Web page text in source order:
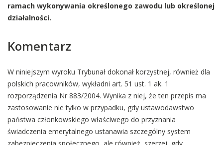
ramach wykonywania określonego zawodu lub określonej
działalności.
Komentarz
W niniejszym wyroku Trybunał dokonał korzystnej, również dla
polskich pracowników, wykładni art. 51 ust. 1 ak. 1
rozporządzenia Nr 883/2004. Wynika z niej, że ten przepis ma
zastosowanie nie tylko w przypadku, gdy ustawodawstwo
państwa członkowskiego właściwego do przyznania
świadczenia emerytalnego ustanawia szczególny system
zabezpieczenia społecznego, ale również, szerzej, gdy